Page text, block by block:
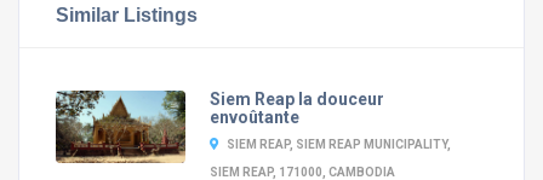
Similar Listings
Siem Reap la douceur
envoûtante
SIEM REAP, SIEM REAP MUNICIPALITY,
SIEM REAP, 171000, CAMBODIA